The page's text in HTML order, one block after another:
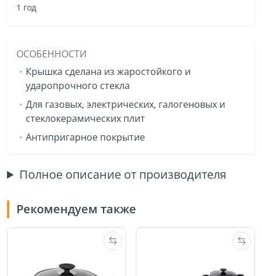
1 год
ОСОБЕННОСТИ
Крышка сделана из жаростойкого и
ударопрочного стекла
Для газовых, электрических, галогеновых и
стеклокерамических плит
Антипригарное покрытие
Полное описание от производителя
Рекомендуем также